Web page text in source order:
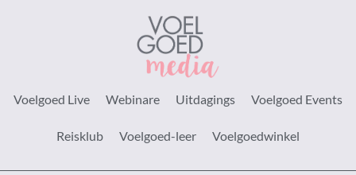
Voelgoed Live Webinare Uitdagings Voelgoed Events
Reisklub Voelgoed-leer Voelgoedwinkel